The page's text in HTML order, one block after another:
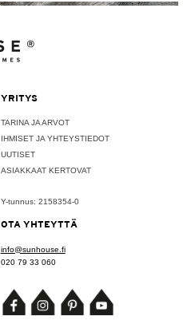
YRITYS
TARINA JA ARVOT
IHMISET JA YHTEYSTIEDOT
UUTISET
ASIAKKAAT KERTOVAT
Y-tunnus: 2158354-0
OTA YHTEYTTÄ
info@sunhouse.fi
020 79 33 060